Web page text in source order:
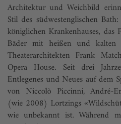
Architektur und Weichbild
Stil des südwestenglischen
königlichen Krankenhauses, das
Bäder mit heißen und kalten
Theaterarchitekten Frank
Opera House. Seit drei
Entlegenes und Neues auf dem
von Niccolò Piccinni, André-
(wie 2008) Lortzings
wie unbekannt ist. Während